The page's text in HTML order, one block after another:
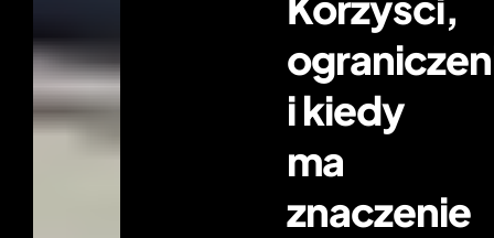
i kiedy
ma
znaczenie